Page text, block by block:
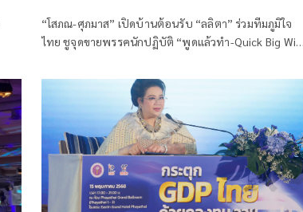
“โสภณ-ศุภมาส” เปิดบ้านต้อนรับ “ลลิตา” ร่วมทีมภูมิใจ
ไทย ชูจุดขายพรรคนักปฏิบัติ “พูดแล้วทำ-Quick Big Win”
หน้าเปิดตัวผู้สมัครคุณภาพสู้ศึกเลือกตั้ง